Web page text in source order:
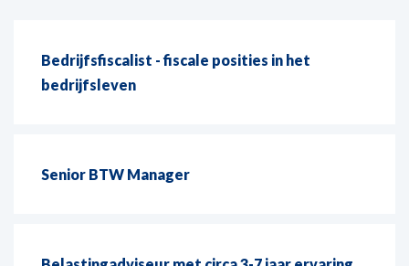
Bedrijfsfiscalist - fiscale posities in het
bedrijfsleven
Senior BTW Manager